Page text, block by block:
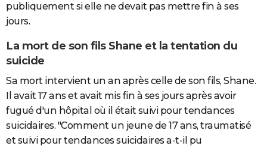
publiquement si elle ne devait pas mettre fin à ses
jours.
La mort de son fils Shane et la tentation du
suicide
Sa mort intervient un an après celle de son fils, Shane.
Il avait 17 ans et avait mis fin à ses jours après avoir
fugué d'un hôpital où il était suivi pour tendances
suicidaires. "Comment un jeune de 17 ans, traumatisé
et suivi pour tendances suicidaires a-t-il pu